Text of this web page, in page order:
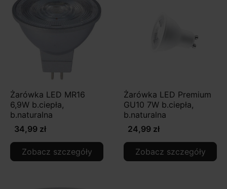
Żarówka LED MR16
6,9W b.ciepła,
b.naturalna
34,99 zł
Zobacz szczegóły
Żarówka LED Premium
GU10 7W b.ciepła,
b.naturalna
24,99 zł
Zobacz szczegóły